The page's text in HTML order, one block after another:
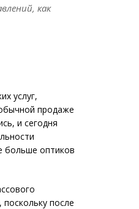
как
услуг,
продаже
и сегодня
больше оптиков
после